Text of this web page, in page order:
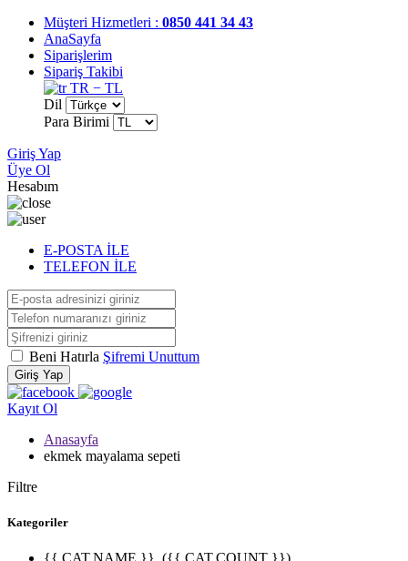
Müşteri Hizmetleri : 0850 441 34 43
AnaSayfa
Siparişlerim
Sipariş Takibi
TR − TL
Dil
Para Birimi
Giriş Yap
Üye Ol
Hesabım
E-POSTA İLE
TELEFON İLE
Beni Hatırla Şifremi Unuttum
Giriş Yap
Kayıt Ol
Anasayfa
ekmek mayalama sepeti
Filtre
Kategoriler